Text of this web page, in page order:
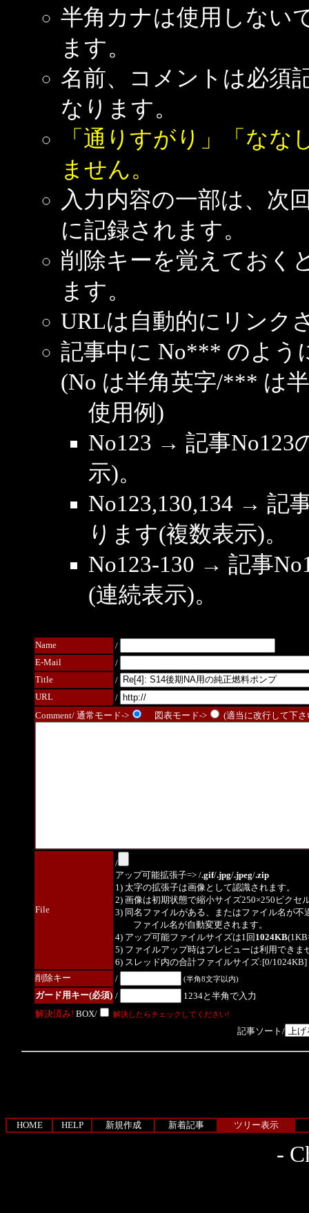
半角カナは使用しない
ます。
名前、コメントは必須
なります。
「通りすがり」「な
ません。
入力内容の一部は、次
に記録されます。
削除キーを覚えておく
ます。
URLは自動的にリンク
記事中に No*** のよう
(No は半角英字/*** は
使用例)
No123 → 記事No123
示)。
No123,130,134 → 記
ります(複数表示)。
No123-130 → 記事
(連続表示)。
Name
/
E-Mail
/
Title
/
URL
/
Comment/ 通常モード->
図表モード-> (適当に改行して下
File
/
アップ可能拡張子=> /.gif/.jpg/.jpeg/.zip
1) 太字の拡張子は画像として認識されます。
2) 画像は初期状態で縮小サイズ250×250ピクセ
3) 同名ファイルがある、またはファイル名が不
ファイル名が自動変更されます。
4) アップ可能ファイルサイズは1回 1024KB
5) ファイルアップ時はプレビューは利用できま
6) スレッド内の合計ファイルサイズ:[0/1024KB]
削除キー
/ (半角8文字以内)
ガード用キー(必須) /
1234と半角で入力
解決済み! BOX/ 解決したらチェックしてください!
記事ソート/
HOME HELP 新規作成 新着記事 ツリー表示
-